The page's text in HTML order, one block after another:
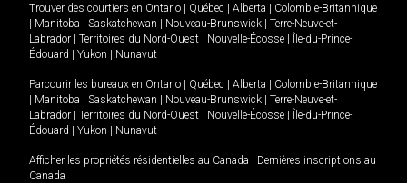
Trouver des courtiers en Ontario Québec Alberta
Colombie-Britannique
Manitoba Saskatchewan Nouveau-Brunswick
Terre-Neuve-et-
Labrador
Territoires du Nord-Ouest Nouvelle-Écosse
Île-du-Prince-
Édouard
Yukon Nunavut
Parcourir les bureaux en Ontario Québec Alberta
Colombie-Britannique
Manitoba Saskatchewan Nouveau-Brunswick
Terre-Neuve-et-
Labrador
Territoires du Nord-Ouest Nouvelle-Écosse
Île-du-Prince-
Édouard
Yukon Nunavut
Afficher les propriétés résidentielles au Canada
Dernières inscriptions au
Canada